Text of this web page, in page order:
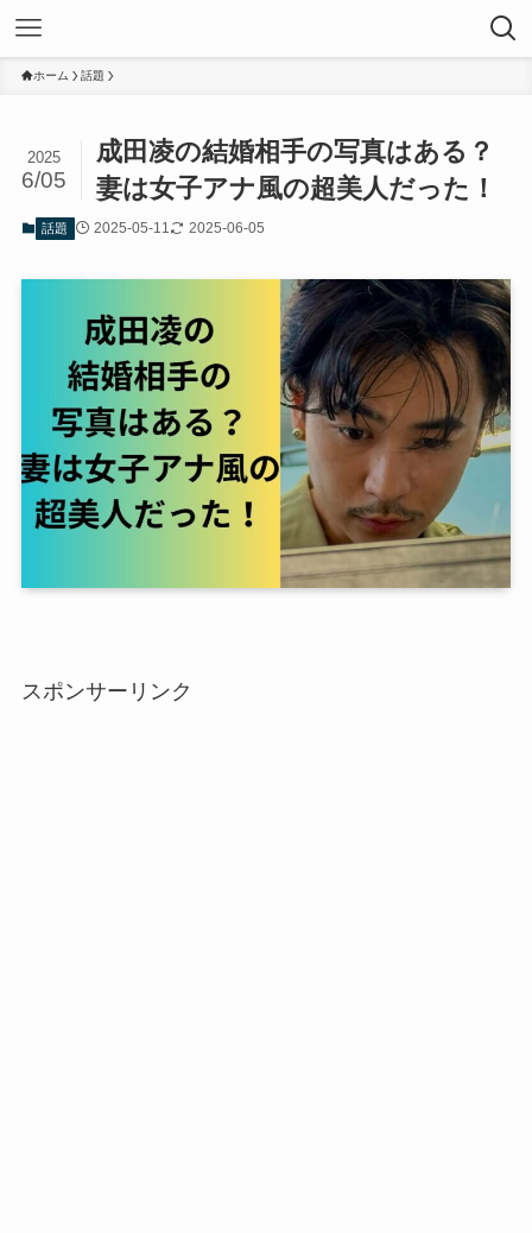
ホーム 話題
成田凌の結婚相手の写真はある？
妻は女子アナ風の超美人だった！
2025
6/05
話題 2025-05-11 2025-06-05
スポンサーリンク